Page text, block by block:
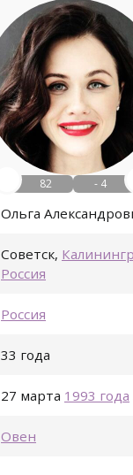
82 - 4
Ольга
Советск,
Россия
Россия
33 года
27 марта 1993 года
Овен